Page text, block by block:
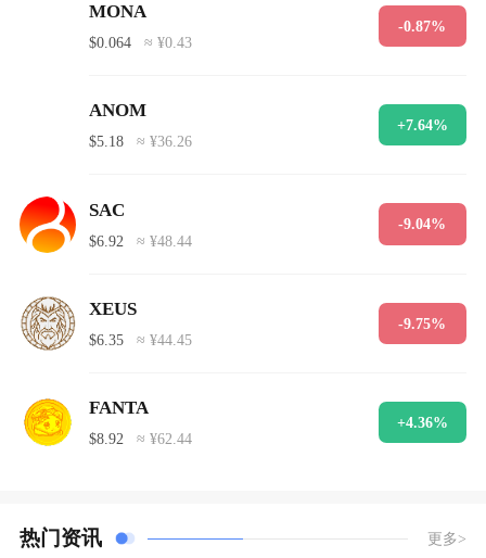
MONA
$0.064 ≈ ¥0.43
-0.87%
ANOM
$5.18 ≈ ¥36.26
+7.64%
SAC
$6.92 ≈ ¥48.44
-9.04%
XEUS
$6.35 ≈ ¥44.45
-9.75%
FANTA
$8.92 ≈ ¥62.44
+4.36%
热门资讯 更多>